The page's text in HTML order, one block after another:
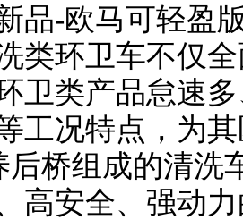
-欧马可轻盈
环卫车不仅全
卫类产品怠速
工况特点，为
后桥组成的清洗
高安全、强动